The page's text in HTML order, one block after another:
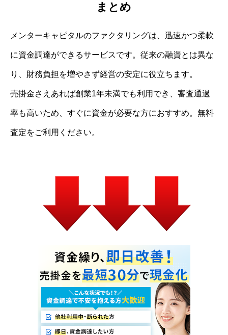
まとめ
メンターキャピタルのファクタリングは、迅速かつ柔軟
に資金調達ができるサービスです。従来の融資とは異な
り、財務負担を増やさず経営の安定に役立ちます。
売掛金さえあれば創業1年未満でも利用でき、審査通過
率も高いため、すぐに資金が必要な方におすすめ。無料
査定をご利用ください。